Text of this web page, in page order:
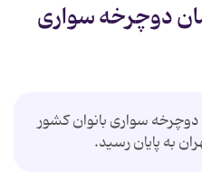
دوچرخه سواری
سواری بانوان کشور
به پایان رسید.